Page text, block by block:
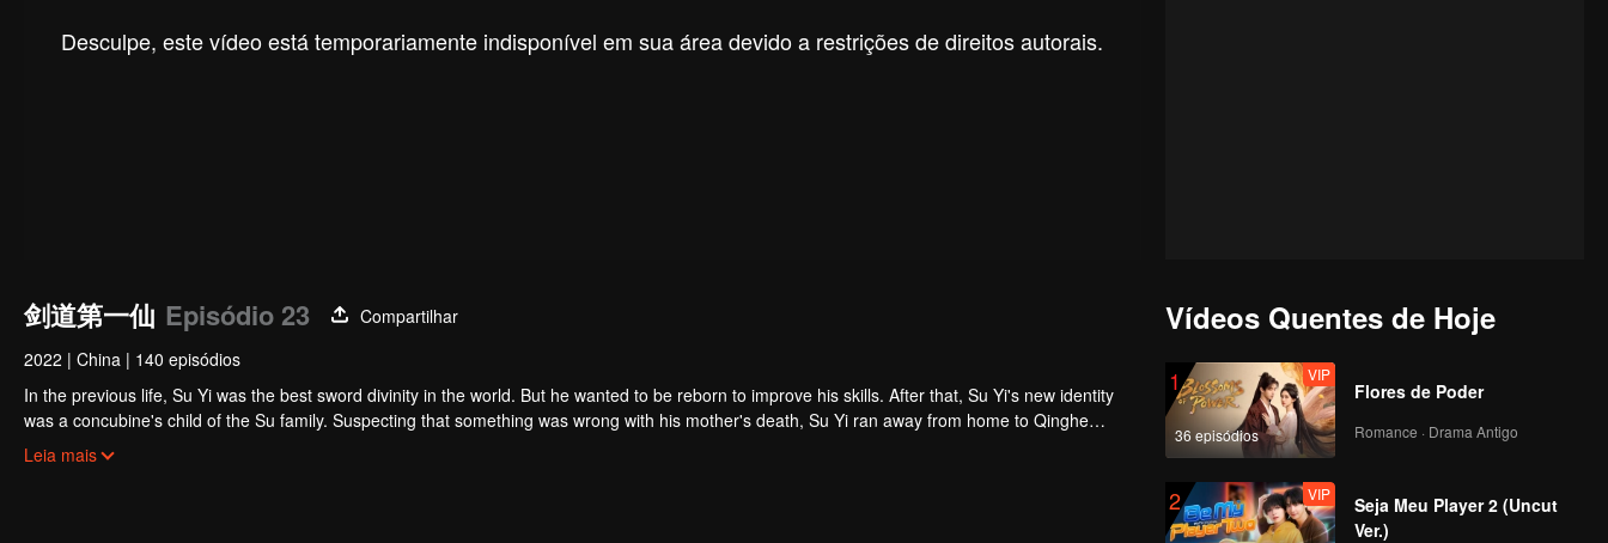
Desculpe, este vídeo está temporariamente indisponível em sua área devido a restrições de direitos autorais.
剑道第一仙 Episódio 23
Compartilhar
2022 | China | 140 episódios
In the previous life, Su Yi was the best sword divinity in the world. But he wanted to be reborn to improve his skills. After that, Su Yi's new identity
was a concubine's child of the Su family. Suspecting that something was wrong with his mother's death, Su Yi ran away from home to Qinghe
Sword Mansion to practice. But suddenly, he lost his cultivation and was forced to become a live-in son-in-law. A year later, he awakened the
Leia mais
Vídeos Quentes de Hoje
1
36 episódios
VIP
Flores de Poder
Romance · Drama Antigo
2 VIP
Seja Meu Player 2 (Uncut
Ver.)